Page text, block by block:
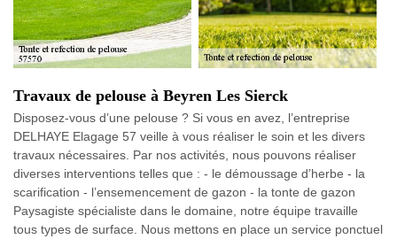
Travaux de pelouse à Beyren Les Sierck
Disposez-vous d’une pelouse ? Si vous en avez, l’entreprise
DELHAYE Elagage 57 veille à vous réaliser le soin et les divers
travaux nécessaires. Par nos activités, nous pouvons réaliser
diverses interventions telles que : - le démoussage d’herbe - la
scarification - l’ensemencement de gazon - la tonte de gazon
Paysagiste spécialiste dans le domaine, notre équipe travaille
tous types de surface. Nous mettons en place un service ponctuel